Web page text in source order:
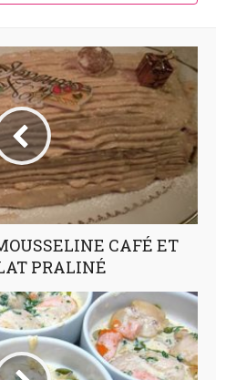
CAFÉ ET
PRALINÉ